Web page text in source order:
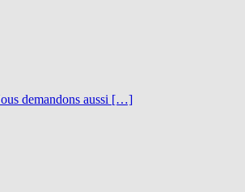
demandons aussi […]